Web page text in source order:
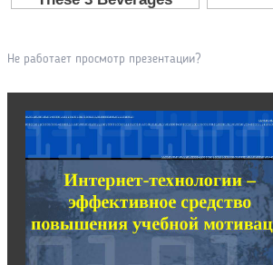
Не работает просмотр презентации?